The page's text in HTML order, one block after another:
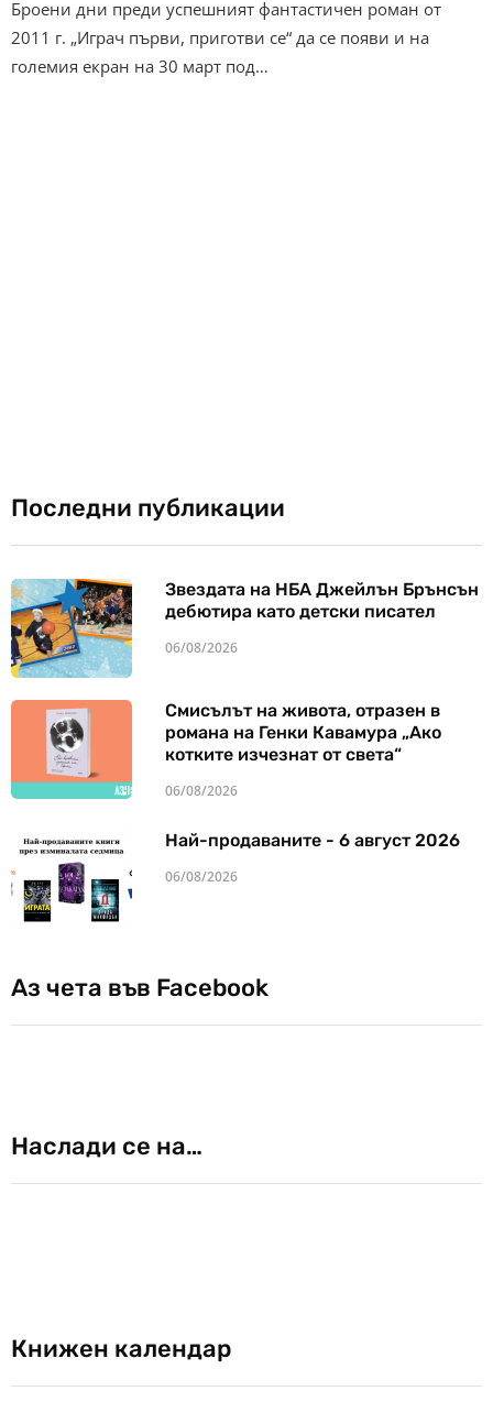
Броени дни преди успешният фантастичен роман от
2011 г. „Играч първи, приготви се“ да се появи и на
големия екран на 30 март под…
Последни публикации
Звездата на НБА Джейлън Брънсън
дебютира като детски писател
06/08/2026
Смисълът на живота, отразен в
романа на Генки Кавамура „Ако
котките изчезнат от света“
06/08/2026
Най-продаваните - 6 август 2026
06/08/2026
Аз чета във Facebook
Наслади се на…
Книжен календар